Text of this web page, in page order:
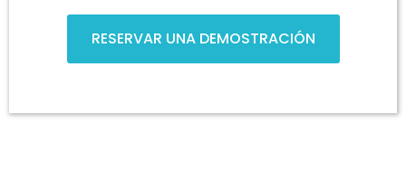
RESERVAR UNA DEMOSTRACIÓN